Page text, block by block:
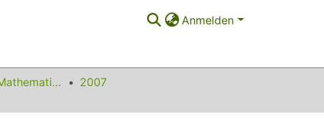
Anmelden
Beiträge zum Mathematikunterricht
2007